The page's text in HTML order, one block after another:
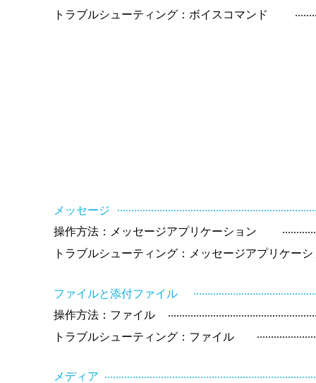
トラブルシューティング：ボイスコマンド
メッセージ
操作方法：メッセージアプリケーション
トラブルシューティング：メッセージアプリケーシ
ファイルと添付ファイル
操作方法：ファイル
トラブルシューティング：ファイル
メディア